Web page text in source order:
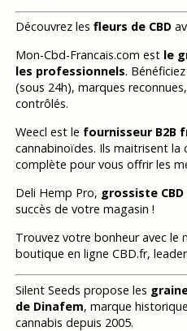
Découvrez les fleurs de CBD
Mon-Cbd-Francais.com est le
les professionnels.
(sous 24h), marques
contrôlés.
Weecl est le fournisseur B2B
cannabinoïdes. Ils maitrisent la
complète pour vous offrir les
Deli Hemp Pro, grossiste CBD
succès de votre magasin !
Trouvez votre bonheur avec le
boutique en ligne CBD.fr,
Silent Seeds propose les
de Dinafem, marque
cannabis depuis 2005.